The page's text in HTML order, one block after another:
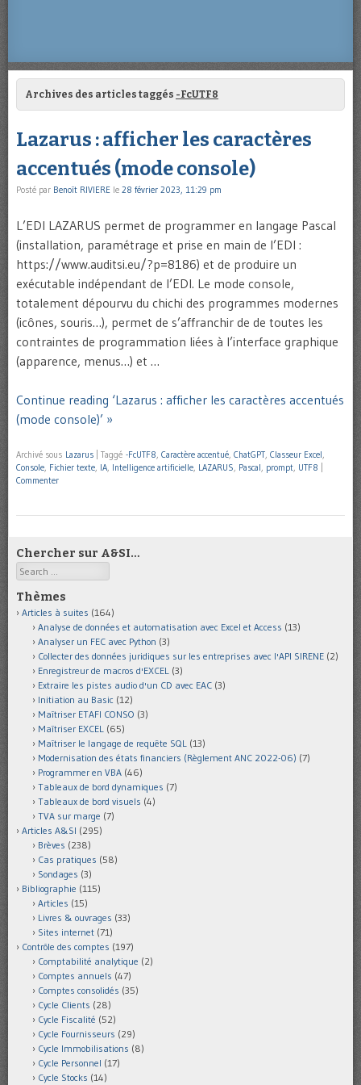
Archives des articles taggés -FcUTF8
Lazarus : afficher les caractères
accentués (mode console)
Posté par Benoît RIVIERE le 28 février 2023, 11:29 pm
L’EDI LAZARUS permet de programmer en langage Pascal
(installation, paramétrage et prise en main de l’EDI :
https://www.auditsi.eu/?p=8186) et de produire un
exécutable indépendant de l’EDI. Le mode console,
totalement dépourvu du chichi des programmes modernes
(icônes, souris…), permet de s’affranchir de de toutes les
contraintes de programmation liées à l’interface graphique
(apparence, menus…) et …
Continue reading ‘Lazarus : afficher les caractères accentués
(mode console)’ »
Archivé sous Lazarus Taggé -FcUTF8, Caractère accentué, ChatGPT, Classeur Excel,
Console, Fichier texte, IA, Intelligence artificielle, LAZARUS, Pascal, prompt, UTF8
Commenter
Chercher sur A&SI…
Search
Thèmes
Articles à suites (164)
Analyse de données et automatisation avec Excel et Access (13)
Analyser un FEC avec Python (3)
Collecter des données juridiques sur les entreprises avec l'API SIRENE (2)
Enregistreur de macros d'EXCEL (3)
Extraire les pistes audio d'un CD avec EAC (3)
Initiation au Basic (12)
Maîtriser ETAFI CONSO (3)
Maîtriser EXCEL (65)
Maîtriser le langage de requête SQL (13)
Modernisation des états financiers (Règlement ANC 2022-06) (7)
Programmer en VBA (46)
Tableaux de bord dynamiques (7)
Tableaux de bord visuels (4)
TVA sur marge (7)
Articles A&SI (295)
Brèves (238)
Cas pratiques (58)
Sondages (3)
Bibliographie (115)
Articles (15)
Livres & ouvrages (33)
Sites internet (71)
Contrôle des comptes (197)
Comptabilité analytique (2)
Comptes annuels (47)
Comptes consolidés (35)
Cycle Clients (28)
Cycle Fiscalité (52)
Cycle Fournisseurs (29)
Cycle Immobilisations (8)
Cycle Personnel (17)
Cycle Stocks (14)